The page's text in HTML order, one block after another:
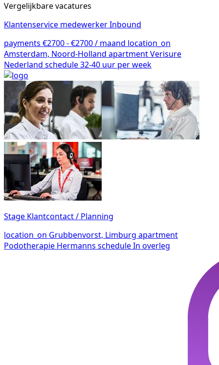
Vergelijkbare vacatures
Klantenservice medewerker Inbound
payments €2700 - €2700 / maand location_on
Amsterdam, Noord-Holland apartmentVerisure
Nederland schedule32-40 uur per week
Stage Klantcontact / Planning
location_on Grubbenvorst, Limburg apartment
Podotherapie Hermanns scheduleIn overleg